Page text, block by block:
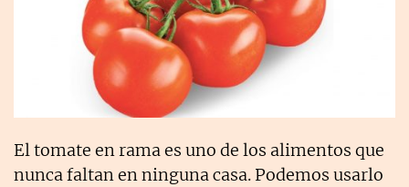
El tomate en rama es uno de los alimentos que
nunca faltan en ninguna casa. Podemos usarlo